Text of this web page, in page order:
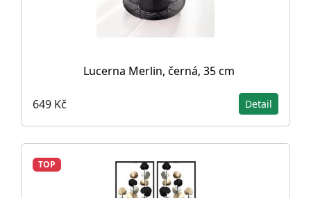
Lucerna Merlin, černá, 35 cm
649 Kč Detail
TOP